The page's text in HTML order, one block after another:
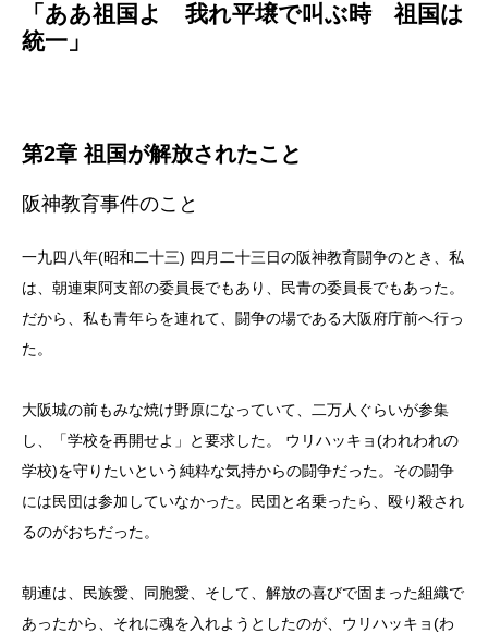
「ああ祖国よ 我れ平壌で叫ぶ時 祖国は
統一」
第2章 祖国が解放されたこと
阪神教育事件のこと
一九四八年(昭和二十三) 四月二十三日の阪神教育闘争のとき、私
は、朝連東阿支部の委員長でもあり、民青の委員長でもあった。
だから、私も青年らを連れて、闘争の場である大阪府庁前へ行っ
た。
大阪城の前もみな焼け野原になっていて、二万人ぐらいが参集
し、「学校を再開せよ」と要求した。 ウリハッキョ(われわれの
学校)を守りたいという純粋な気持からの闘争だった。その闘争
には民団は参加していなかった。民団と名乗ったら、殴り殺され
るのがおちだった。
朝連は、民族愛、同胞愛、そして、解放の喜びで固まった組織で
あったから、それに魂を入れようとしたのが、ウリハッキョ(わ